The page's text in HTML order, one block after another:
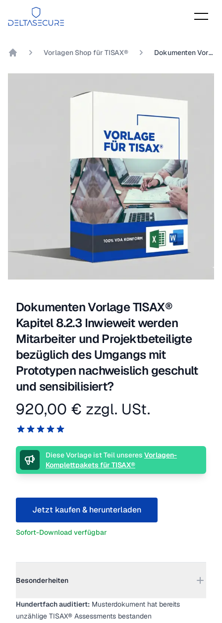
DeltaSecure
Vorlagen Shop für TISAX® Dokumenten Vorlage TISAX® Kapitel 8.2.3 Inwieweit werden Mitarbeiter und Projektbeteiligte bezüglich des Umgangs mit Prototypen nachweislich geschult und sensibilisiert?
Dokumenten Vorlage TISAX®
Kapitel 8.2.3 Inwieweit werden
Mitarbeiter und Projektbeteiligte
bezüglich des Umgangs mit
Prototypen nachweislich geschult
und sensibilisiert?
Produktinformation
920,00 € zzgl. USt.
Reviews
5 von 5 Sternen
BeschreibungDiese Vorlage ist Teil unseres Vorlagen-
Komplettpakets für TISAX®
Jetzt kaufen & herunterladen
Sofort-Download verfügbar
Besonderheiten
Hundertfach auditiert: Musterdokument hat bereits
unzählige TISAX® Assessments bestanden